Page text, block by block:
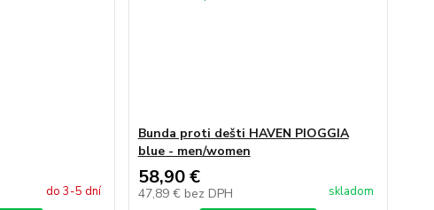
do 3-5 dní
Bunda proti dešti HAVEN PIOGGIA
blue - men/women
58,90 €
47,89 € bez DPH skladom